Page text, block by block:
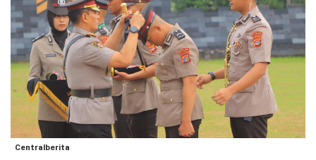
PRINGSEWU
LAMPUNG
SELATAN
LAMPUNG
TENGAH
DPRD
PESAWARAN
DPRD
TANGGAMUS
DPRD
PRINGSEWU
DKI
JAKARTA
Centralberita